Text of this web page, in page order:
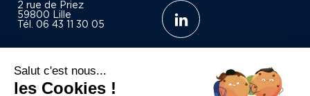
2 rue de Priez
59800 Lille
Tél. 06 43 11 30 05
contact@campels-co.com
Salut c'est nous...
les Cookies !